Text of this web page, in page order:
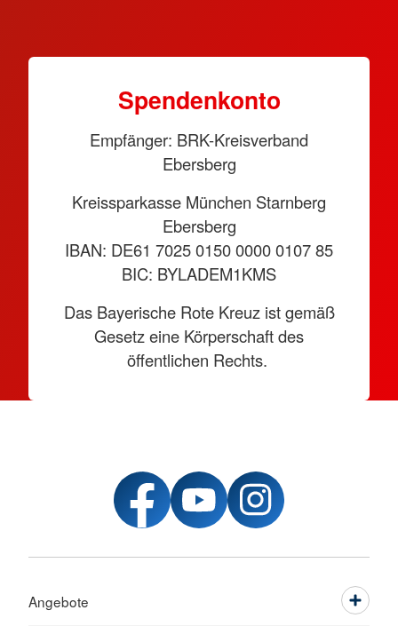
Spendenkonto
Empfänger: BRK-Kreisverband
Ebersberg
Kreissparkasse München Starnberg
Ebersberg
IBAN: DE61 7025 0150 0000 0107 85
BIC: BYLADEM1KMS
Das Bayerische Rote Kreuz ist gemäß
Gesetz eine Körperschaft des
öffentlichen Rechts.
Angebote